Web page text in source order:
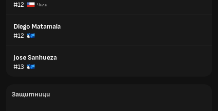
#12
Чили
Diego Matamala
#12
Jose Sanhueza
#13
Защитници